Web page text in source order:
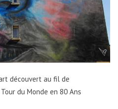
découvert au fil de
du Monde en 80 Ans